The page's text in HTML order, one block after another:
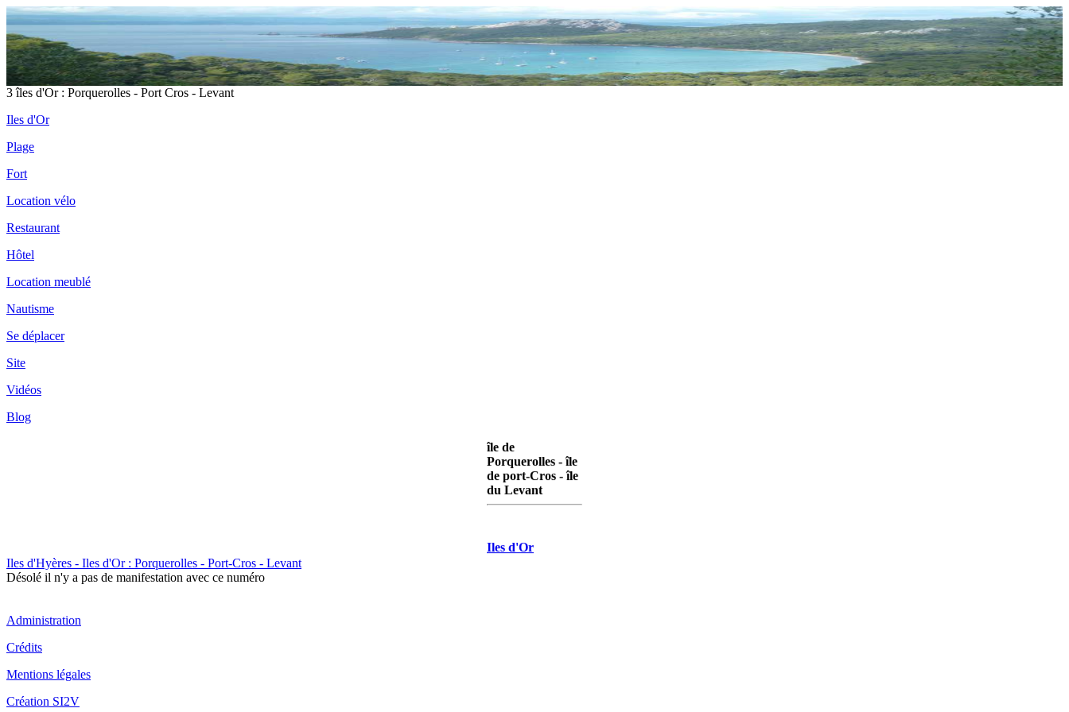
3 îles d'Or : Porquerolles - Port Cros - Levant
Iles d'Or
Plage
Fort
Location vélo
Restaurant
Hôtel
Location meublé
Nautisme
Se déplacer
Site
Vidéos
Blog
île de
Porquerolles - île
de port-Cros - île
du Levant
Iles d'Or
Porquerolles
Iles d'Hyères - Iles d'Or : Porquerolles - Port-Cros - Levant
Désolé il n'y a pas de manifestation avec ce numéro
Administration
Crédits
Mentions légales
Création SI2V